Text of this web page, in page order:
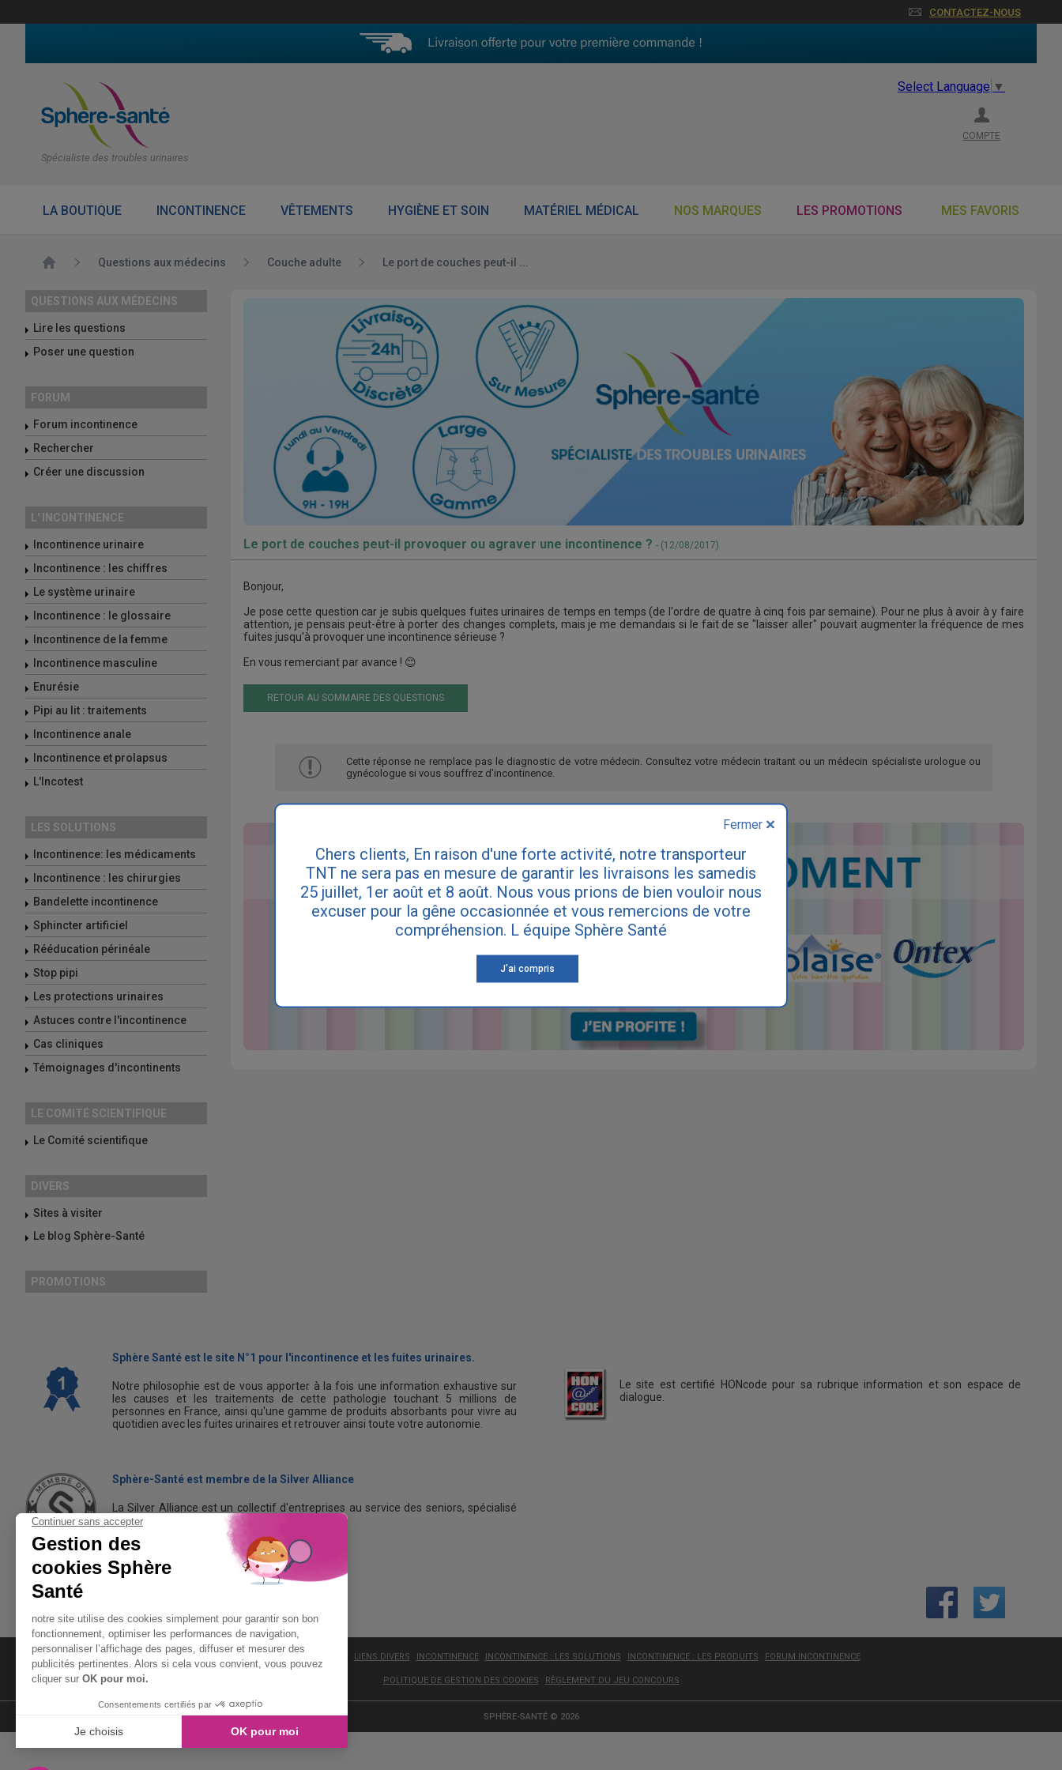
CONTACTEZ-NOUS
Spécialiste des troubles urinaires
Select Language ▼
COMPTE
LA BOUTIQUE INCONTINENCE VÊTEMENTS HYGIÈNE ET SOIN MATÉRIEL MÉDICAL NOS MARQUES LES PROMOTIONS MES FAVORIS
Accueil Questions aux médecins Couche adulte Le port de couches peut-il ...
QUESTIONS AUX MÉDECINS
Lire les questions
Poser une question
FORUM
Forum incontinence
Rechercher
Créer une discussion
L' INCONTINENCE
Incontinence urinaire
Incontinence : les chiffres
Le système urinaire
Incontinence : le glossaire
Incontinence de la femme
Incontinence masculine
Enurésie
Pipi au lit : traitements
Incontinence anale
Incontinence et prolapsus
L'Incotest
LES SOLUTIONS
Incontinence: les médicaments
Incontinence : les chirurgies
Bandelette incontinence
Sphincter artificiel
Rééducation périnéale
Stop pipi
Les protections urinaires
Astuces contre l'incontinence
Cas cliniques
Témoignages d'incontinents
LE COMITÉ SCIENTIFIQUE
Le Comité scientifique
DIVERS
Sites à visiter
Le blog Sphère-Santé
PROMOTIONS
Le port de couches peut-il provoquer ou agraver une incontinence ? - (12/08/2017)
Bonjour,
Je pose cette question car je subis quelques fuites urinaires de temps en temps (de l'ordre de quatre à cinq fois par semaine). Pour ne plus à avoir à y faire
attention, je pensais peut-être à porter des changes complets, mais je me demandais si le fait de se "laisser aller" pouvait augmenter la fréquence de mes
fuites jusqu'à provoquer une incontinence sérieuse ?
En vous remerciant par avance ! 😊
RETOUR AU SOMMAIRE DES QUESTIONS
Cette réponse ne remplace pas le diagnostic de votre médecin. Consultez votre médecin traitant ou un médecin spécialiste urologue ou
gynécologue si vous souffrez d'incontinence.
Sphère Santé est le site N°1 pour l'incontinence et les fuites urinaires.
Notre philosophie est de vous apporter à la fois une information exhaustive sur
les causes et les traitements de cette pathologie touchant 5 millions de
personnes en France, ainsi qu'une gamme de produits absorbants pour vivre au
quotidien avec les fuites urinaires et retrouver ainsi toute votre autonomie.
Le site est certifié HONcode pour sa rubrique information et son espace de
dialogue.
Sphère-Santé est membre de la Silver Alliance
La Silver Alliance est un collectif d'entreprises au service des seniors, spécialisé
dans le bien vieillir à domicile.
Découvrez la Silver Alliance
LIENS DIVERS INCONTINENCE INCONTINENCE : LES SOLUTIONS INCONTINENCE : LES PRODUITS FORUM INCONTINENCE
POLITIQUE DE GESTION DES COOKIES RÈGLEMENT DU JEU CONCOURS
SPHÈRE-SANTÉ © 2026
Chers clients, En raison d'une forte activité, notre transporteur
TNT ne sera pas en mesure de garantir les livraisons les samedis
25 juillet, 1er août et 8 août. Nous vous prions de bien vouloir nous
excuser pour la gêne occasionnée et vous remercions de votre
compréhension. L équipe Sphère Santé
J'ai compris
Fermer